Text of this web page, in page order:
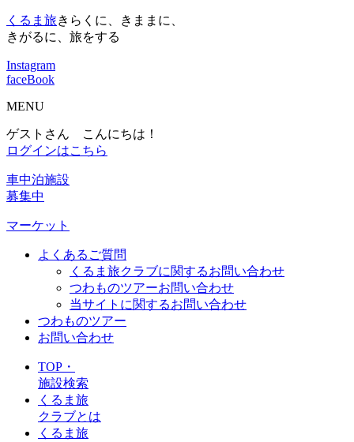
くるま旅きらくに、きままに、
きがるに、旅をする
Instagram
faceBook
MENU
ゲストさん こんにちは！
ログインはこちら
車中泊施設
募集中
マーケット
よくあるご質問
くるま旅クラブに関するお問い合わせ
つわものツアーお問い合わせ
当サイトに関するお問い合わせ
つわものツアー
お問い合わせ
TOP・
施設検索
くるま旅
クラブとは
くるま旅